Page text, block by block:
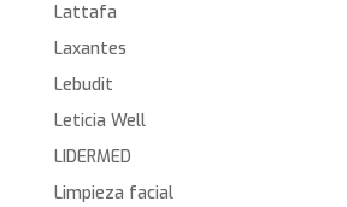
Lattafa
Laxantes
Lebudit
Leticia Well
LIDERMED
Limpieza facial